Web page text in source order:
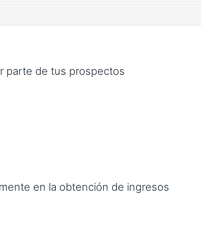
parte de tus prospectos
en la obtención de ingresos